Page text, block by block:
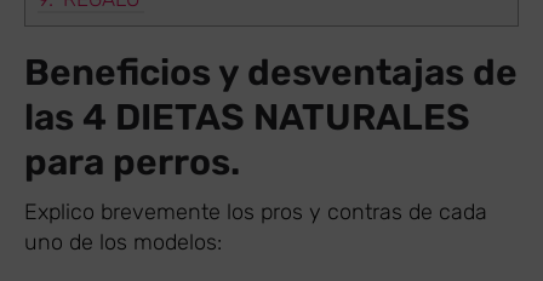
Beneficios y desventajas de
las 4 DIETAS NATURALES
para perros.
Explico brevemente los pros y contras de cada
uno de los modelos: